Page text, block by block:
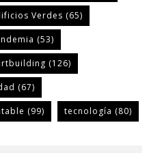
Verdes (65)
(53)
(126)
(67)
(99) tecnología (80)